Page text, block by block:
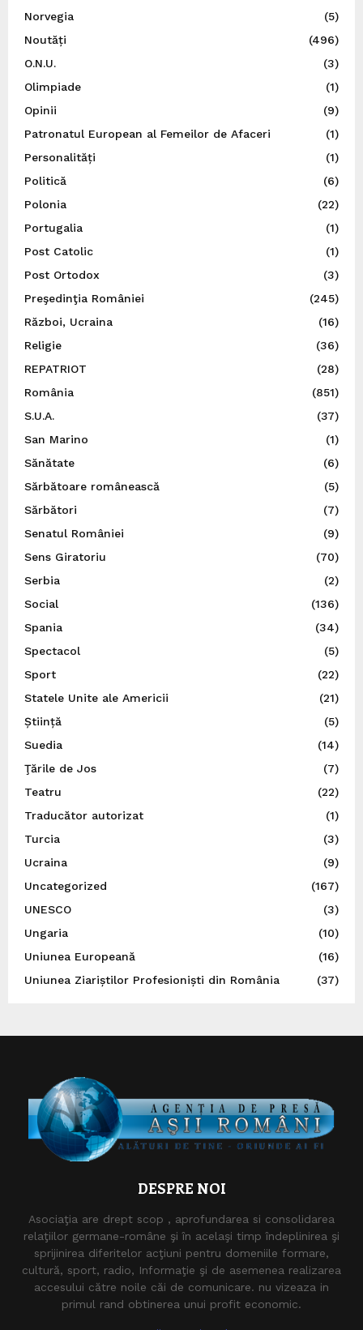
Norvegia
(5)
Noutăți
(496)
O.N.U.
(3)
Olimpiade
(1)
Opinii
(9)
Patronatul European al Femeilor de Afaceri
(1)
Personalități
(1)
Politică
(6)
Polonia
(22)
Portugalia
(1)
Post Catolic
(1)
Post Ortodox
(3)
Preşedinţia României
(245)
Război, Ucraina
(16)
Religie
(36)
REPATRIOT
(28)
România
(851)
S.U.A.
(37)
San Marino
(1)
Sănătate
(6)
Sărbătoare românească
(5)
Sărbători
(7)
Senatul României
(9)
Sens Giratoriu
(70)
Serbia
(2)
Social
(136)
Spania
(34)
Spectacol
(5)
Sport
(22)
Statele Unite ale Americii
(21)
Știință
(5)
Suedia
(14)
Ţările de Jos
(7)
Teatru
(22)
Traducător autorizat
(1)
Turcia
(3)
Ucraina
(9)
Uncategorized
(167)
UNESCO
(3)
Ungaria
(10)
Uniunea Europeană
(16)
Uniunea Ziariștilor Profesioniști din România
(37)
DESPRE NOI
Asociaţia are drept scop , aprofundarea si consolidarea
relaţiilor germane-române şi în acelaşi timp îndeplinirea şi
sprijinirea diferitelor acţiuni pentru domeniile formare,
cultură, sport, radio, Informaţie şi de asemenea realizarea
accesului către noile căi de comunicare. nu vizeaza in
primul rand obtinerea unui profit economic.